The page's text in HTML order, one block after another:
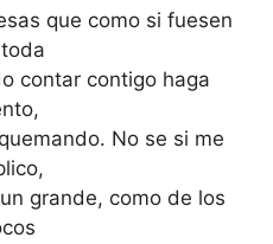
que como si fuesen
contar contigo haga
No se si me
grande, como de los